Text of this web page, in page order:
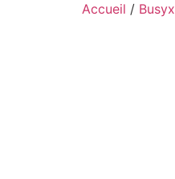
Accueil /